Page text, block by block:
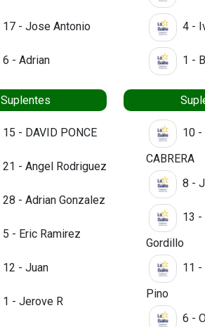
17 - Jose Antonio
6 - Adrian
Suplentes
15 - DAVID PONCE
21 - Angel Rodriguez
28 - Adrian Gonzalez
5 - Eric Ramirez
12 - Juan
1 - Jerove R
4 -
1 -
10 -
CABRERA
8 -
13 -
Gordillo
11 -
Pino
6 -